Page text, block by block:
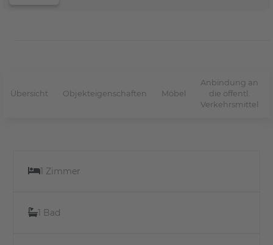
Übersicht Objekteigenschaften Möbel
Anbindung an
die öffentl.
Verkehrsmittel
1 Zimmer
1 Bad